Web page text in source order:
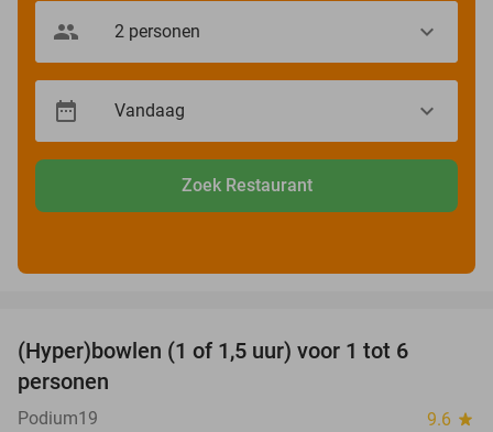
Zoek Restaurant
(Hyper)bowlen (1 of 1,5 uur) voor 1 tot 6
personen
Podium19 9.6 star